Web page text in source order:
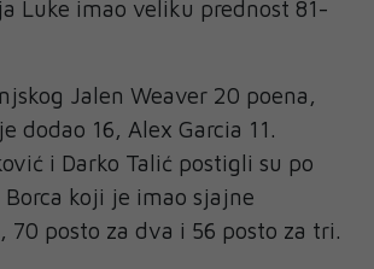
Luke imao veliku prednost 81-
Jalen Weaver 20 poena,
dodao 16, Alex Garcia 11.
i Darko Talić postigli su po
Borca koji je imao sjajne
70 posto za dva i 56 posto za tri.